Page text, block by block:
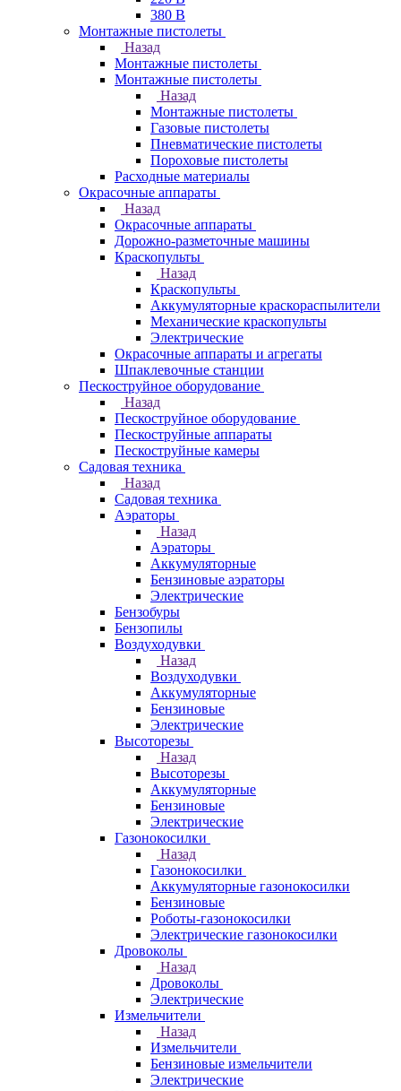
380 В
Монтажные пистолеты
Назад
Монтажные пистолеты
Монтажные пистолеты
Назад
Монтажные пистолеты
Газовые пистолеты
Пневматические пистолеты
Пороховые пистолеты
Расходные материалы
Окрасочные аппараты
Назад
Окрасочные аппараты
Дорожно-разметочные машины
Краскопульты
Назад
Краскопульты
Аккумуляторные краскораспылители
Механические краскопульты
Электрические
Окрасочные аппараты и агрегаты
Шпаклевочные станции
Пескоструйное оборудование
Назад
Пескоструйное оборудование
Пескоструйные аппараты
Пескоструйные камеры
Садовая техника
Назад
Садовая техника
Аэраторы
Назад
Аэраторы
Аккумуляторные
Бензиновые аэраторы
Электрические
Бензобуры
Бензопилы
Воздуходувки
Назад
Воздуходувки
Аккумуляторные
Бензиновые
Электрические
Высоторезы
Назад
Высоторезы
Аккумуляторные
Бензиновые
Электрические
Газонокосилки
Назад
Газонокосилки
Аккумуляторные газонокосилки
Бензиновые
Роботы-газонокосилки
Электрические газонокосилки
Дровоколы
Назад
Дровоколы
Электрические
Измельчители
Назад
Измельчители
Бензиновые измельчители
Электрические